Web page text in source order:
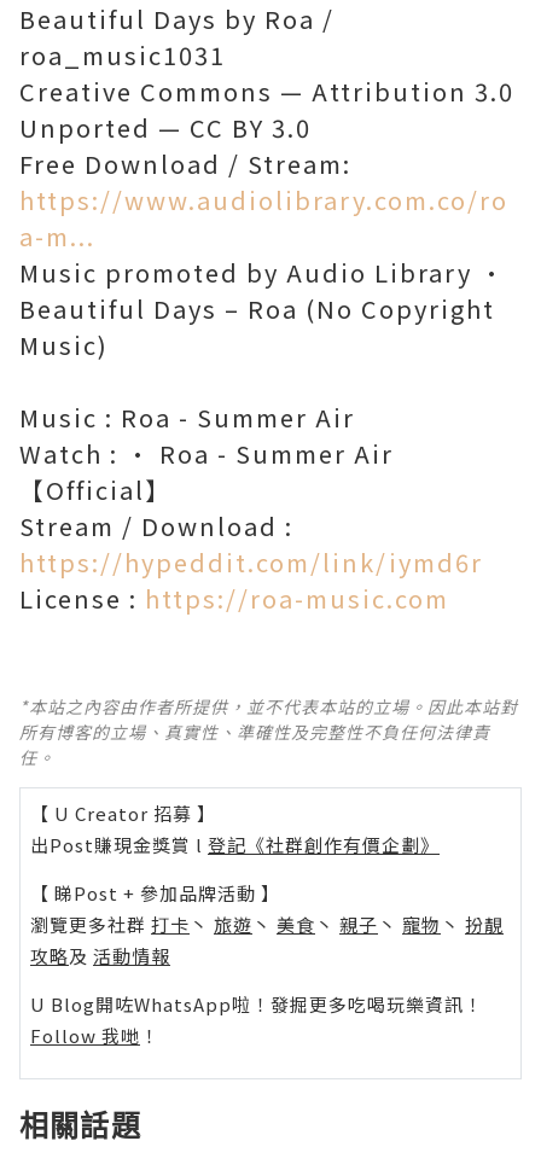
Beautiful Days by Roa /
roa_music1031
Creative Commons — Attribution 3.0
Unported — CC BY 3.0
Free Download / Stream:
https://www.audiolibrary.com.co/ro
a-m...
Music promoted by Audio Library •
Beautiful Days – Roa (No Copyright
Music)
Music : Roa - Summer Air
Watch : • Roa - Summer Air
【Official】
Stream / Download :
https://hypeddit.com/link/iymd6r
License : https://roa-music.com
*本站之內容由作者所提供，並不代表本站的立場。因此本站對
所有博客的立場、真實性、準確性及完整性不負任何法律責
任。
【 U Creator 招募 】
出Post賺現金獎賞 l 登記《社群創作有價企劃》
【 睇Post + 參加品牌活動 】
瀏覽更多社群 打卡 丶 旅遊 丶 美食 丶 親子 丶 寵物 丶 扮靚
攻略及 活動情報
U Blog開咗WhatsApp啦！發掘更多吃喝玩樂資訊！
Follow 我哋 ！
相關話題